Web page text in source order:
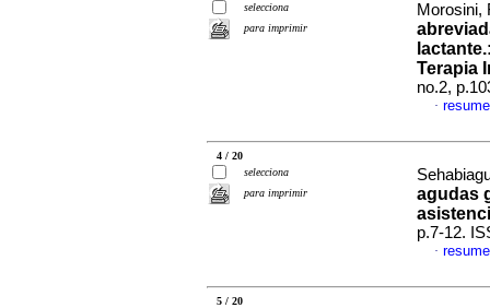
selecciona
para imprimir
Morosini,
Terapia
no.2,
·
4 / 20
selecciona
para imprimir
agudas
p.7-12.
·
5 / 20